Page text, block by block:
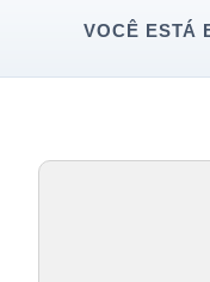
VOCÊ ESTÁ